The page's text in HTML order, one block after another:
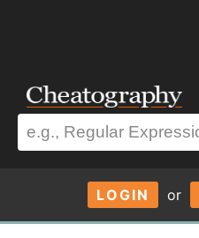
LOGIN or